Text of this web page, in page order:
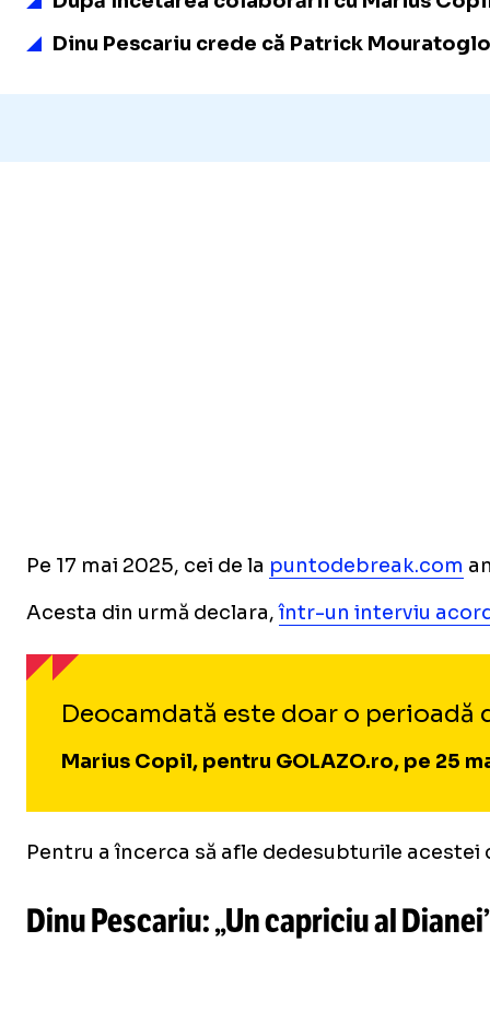
Dinu Pescariu crede că Patrick
Pe 17 mai 2025, cei de la puntodebreak.com
Acesta din urmă declara,într-un interviu
Deocamdată este doar o perioadă
Marius Copil, pentru GOLAZO.ro, pe 25
Pentru a încerca să afle dedesubturile
Dinu Pescariu: „Un capriciu al